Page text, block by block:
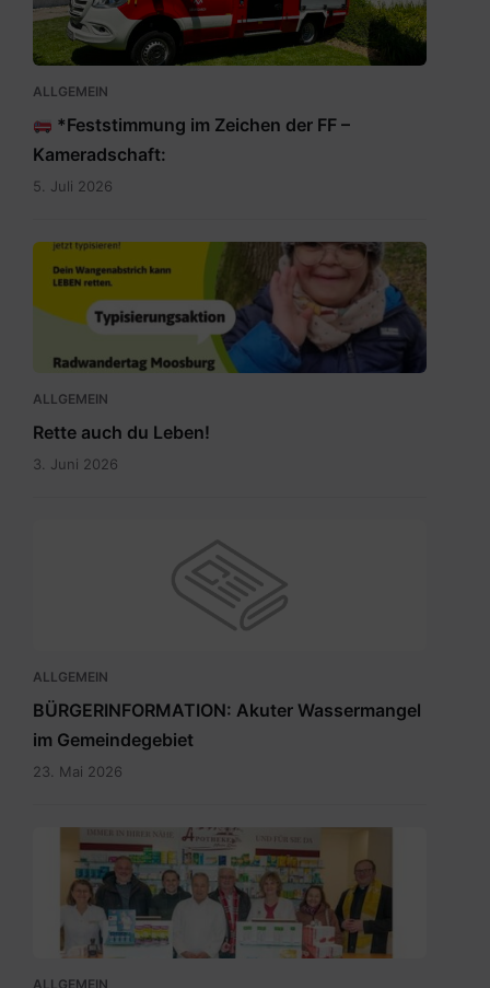
ALLGEMEIN
*Feststimmung im Zeichen der FF –
Kameradschaft:
5. Juli 2026
Rette
auch
du
ALLGEMEIN
Rette auch du Leben!
3. Juni 2026
ALLGEMEIN
BÜRGERINFORMATION: Akuter Wassermangel
im Gemeindegebiet
23. Mai 2026
April
2026_INT.pdf
ALLGEMEIN